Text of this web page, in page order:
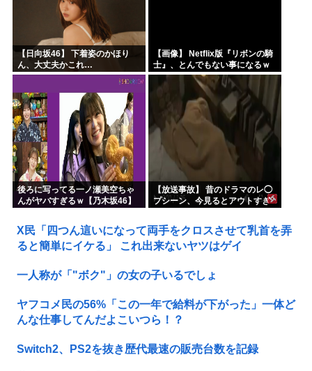
【日向坂46】 下着姿のかほり
ん、大丈夫かこれ…
【画像】 Netflix版『リボンの騎
士』、とんでもない事になるｗ
ｗｗｗｗ
後ろに写ってる一ノ瀬美空ちゃ
んがヤバすぎるｗ【乃木坂46】
【放送事故】 昔のドラマのレ◯
プシーン、今見るとアウトすぎ
X民「四つん這いになって両手をクロスさせて乳首を弄
ると簡単にイケる」 これ出来ないヤツはゲイ
一人称が「"ボク"」の女の子いるでしょ
ヤフコメ民の56%「この一年で給料が下がった」一体ど
んな仕事してんだよこいつら！？
Switch2、PS2を抜き歴代最速の販売台数を記録